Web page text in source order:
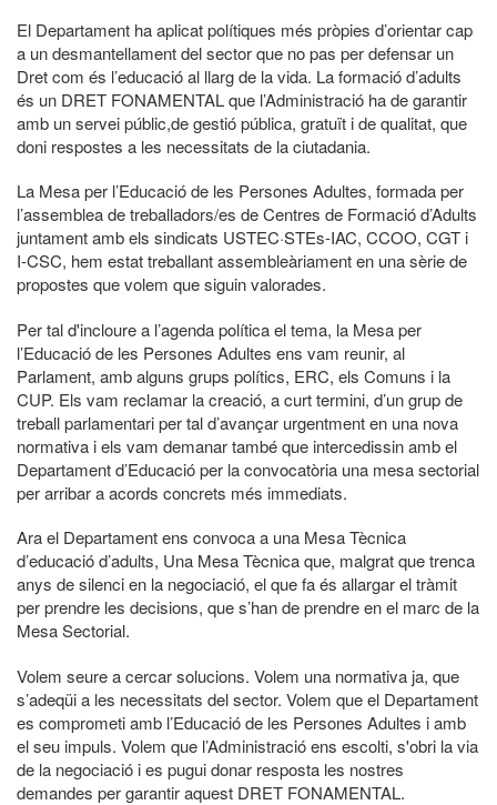
El Departament ha aplicat polítiques més pròpies d’orientar cap
a un desmantellament del sector que no pas per defensar un
Dret com és l’educació al llarg de la vida. La formació d’adults
és un DRET FONAMENTAL que l’Administració ha de garantir
amb un servei públic,de gestió pública, gratuït i de qualitat, que
doni respostes a les necessitats de la ciutadania.
La Mesa per l’Educació de les Persones Adultes, formada per
l’assemblea de treballadors/es de Centres de Formació d’Adults
juntament amb els sindicats USTEC·STEs-IAC, CCOO, CGT i
I-CSC, hem estat treballant assembleàriament en una sèrie de
propostes que volem que siguin valorades.
Per tal d'incloure a l’agenda política el tema, la Mesa per
l’Educació de les Persones Adultes ens vam reunir, al
Parlament, amb alguns grups polítics, ERC, els Comuns i la
CUP. Els vam reclamar la creació, a curt termini, d’un grup de
treball parlamentari per tal d’avançar urgentment en una nova
normativa i els vam demanar també que intercedissin amb el
Departament d’Educació per la convocatòria una mesa sectorial
per arribar a acords concrets més immediats.
Ara el Departament ens convoca a una Mesa Tècnica
d’educació d’adults, Una Mesa Tècnica que, malgrat que trenca
anys de silenci en la negociació, el que fa és allargar el tràmit
per prendre les decisions, que s’han de prendre en el marc de la
Mesa Sectorial.
Volem seure a cercar solucions. Volem una normativa ja, que
s’adeqüi a les necessitats del sector. Volem que el Departament
es comprometi amb l’Educació de les Persones Adultes i amb
el seu impuls. Volem que l’Administració ens escolti, s'obri la via
de la negociació i es pugui donar resposta les nostres
demandes per garantir aquest DRET FONAMENTAL.